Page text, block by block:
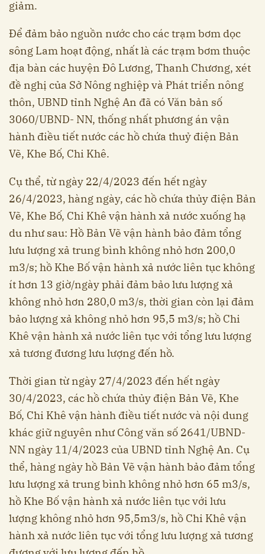
giảm.
Để đảm bảo nguồn nước cho các trạm bơm dọc
sông Lam hoạt động, nhất là các trạm bơm thuộc
địa bàn các huyện Đô Lương, Thanh Chương, xét
đề nghị của Sở Nông nghiệp và Phát triển nông
thôn, UBND tỉnh Nghệ An đã có Văn bản số
3060/UBND- NN, thống nhất phương án vận
hành điều tiết nước các hồ chứa thuỷ điện Bản
Vẽ, Khe Bố, Chi Khê.
Cụ thể, từ ngày 22/4/2023 đến hết ngày
26/4/2023, hàng ngày, các hồ chứa thủy điện Bản
Vẽ, Khe Bố, Chi Khê vận hành xả nước xuống hạ
du như sau: Hồ Bản Vẽ vận hành bảo đảm tổng
lưu lượng xả trung bình không nhỏ hơn 200,0
m3/s; hồ Khe Bố vận hành xả nước liên tục không
ít hơn 13 giờ/ngày phải đảm bảo lưu lượng xả
không nhỏ hơn 280,0 m3/s, thời gian còn lại đảm
bảo lượng xả không nhỏ hơn 95,5 m3/s; hồ Chi
Khê vận hành xả nước liên tục với tổng lưu lượng
xả tương đương lưu lượng đến hồ.
Thời gian từ ngày 27/4/2023 đến hết ngày
30/4/2023, các hồ chứa thủy điện Bản Vẽ, Khe
Bố, Chi Khê vận hành điều tiết nước và nội dung
khác giữ nguyên như Công văn số 2641/UBND-
NN ngày 11/4/2023 của UBND tỉnh Nghệ An. Cụ
thể, hàng ngày hồ Bản Vẽ vận hành bảo đảm tổng
lưu lượng xả trung bình không nhỏ hơn 65 m3/s,
hồ Khe Bố vận hành xả nước liên tục với lưu
lượng không nhỏ hơn 95,5m3/s, hồ Chi Khê vận
hành xả nước liên tục với tổng lưu lượng xả tương